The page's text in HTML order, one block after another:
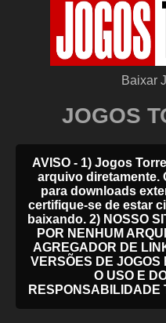
Baixar
JOGOS
AVISO - 1) Jogos
arquivo diretamente.
para downloads
certifique-se de estar
baixando. 2) NOSSO
POR NENHUM
AGREGADOR DE
VERSÕES DE
O USO E
RESPONSABILIDADE